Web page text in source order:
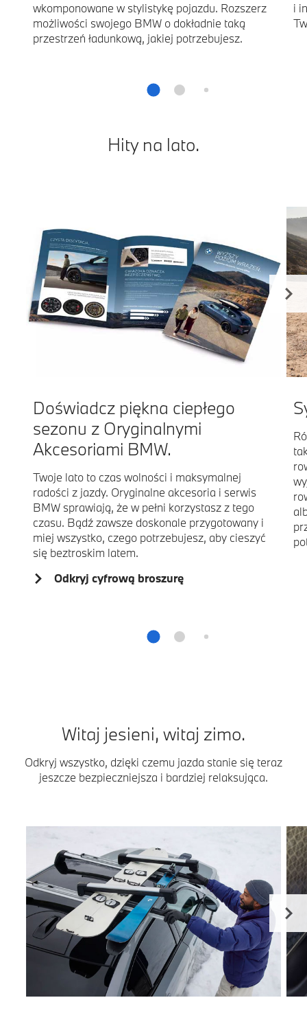
wkomponowane w stylistykę pojazdu. Rozszerz
możliwości swojego BMW o dokładnie taką
przestrzeń ładunkową, jakiej potrzebujesz.
i
Hity na lato.
Doświadcz piękna ciepłego
sezonu z Oryginalnymi
Akcesoriami BMW.
Twoje lato to czas wolności i maksymalnej
radości z jazdy. Oryginalne akcesoria i serwis
BMW sprawiają, że w pełni korzystasz z tego
czasu. Bądź zawsze doskonale przygotowany i
miej wszystko, czego potrzebujesz, aby cieszyć
się beztroskim latem.
Odkryj cyfrową broszurę
Witaj jesieni, witaj zimo.
Odkryj wszystko, dzięki czemu jazda stanie się teraz
jeszcze bezpieczniejsza i bardziej relaksująca.